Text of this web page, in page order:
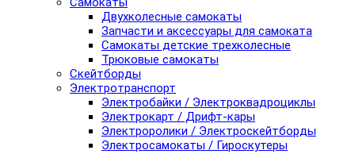
Двухколесные самокаты
Запчасти и аксессуары для самоката
Самокаты детские трехколесные
Трюковые самокаты
Скейтборды
Электротранспорт
Электробайки / Электроквадроциклы
Электрокарт / Дрифт-кары
Электроролики / Электроскейтборды
Электросамокаты / Гироскутеры